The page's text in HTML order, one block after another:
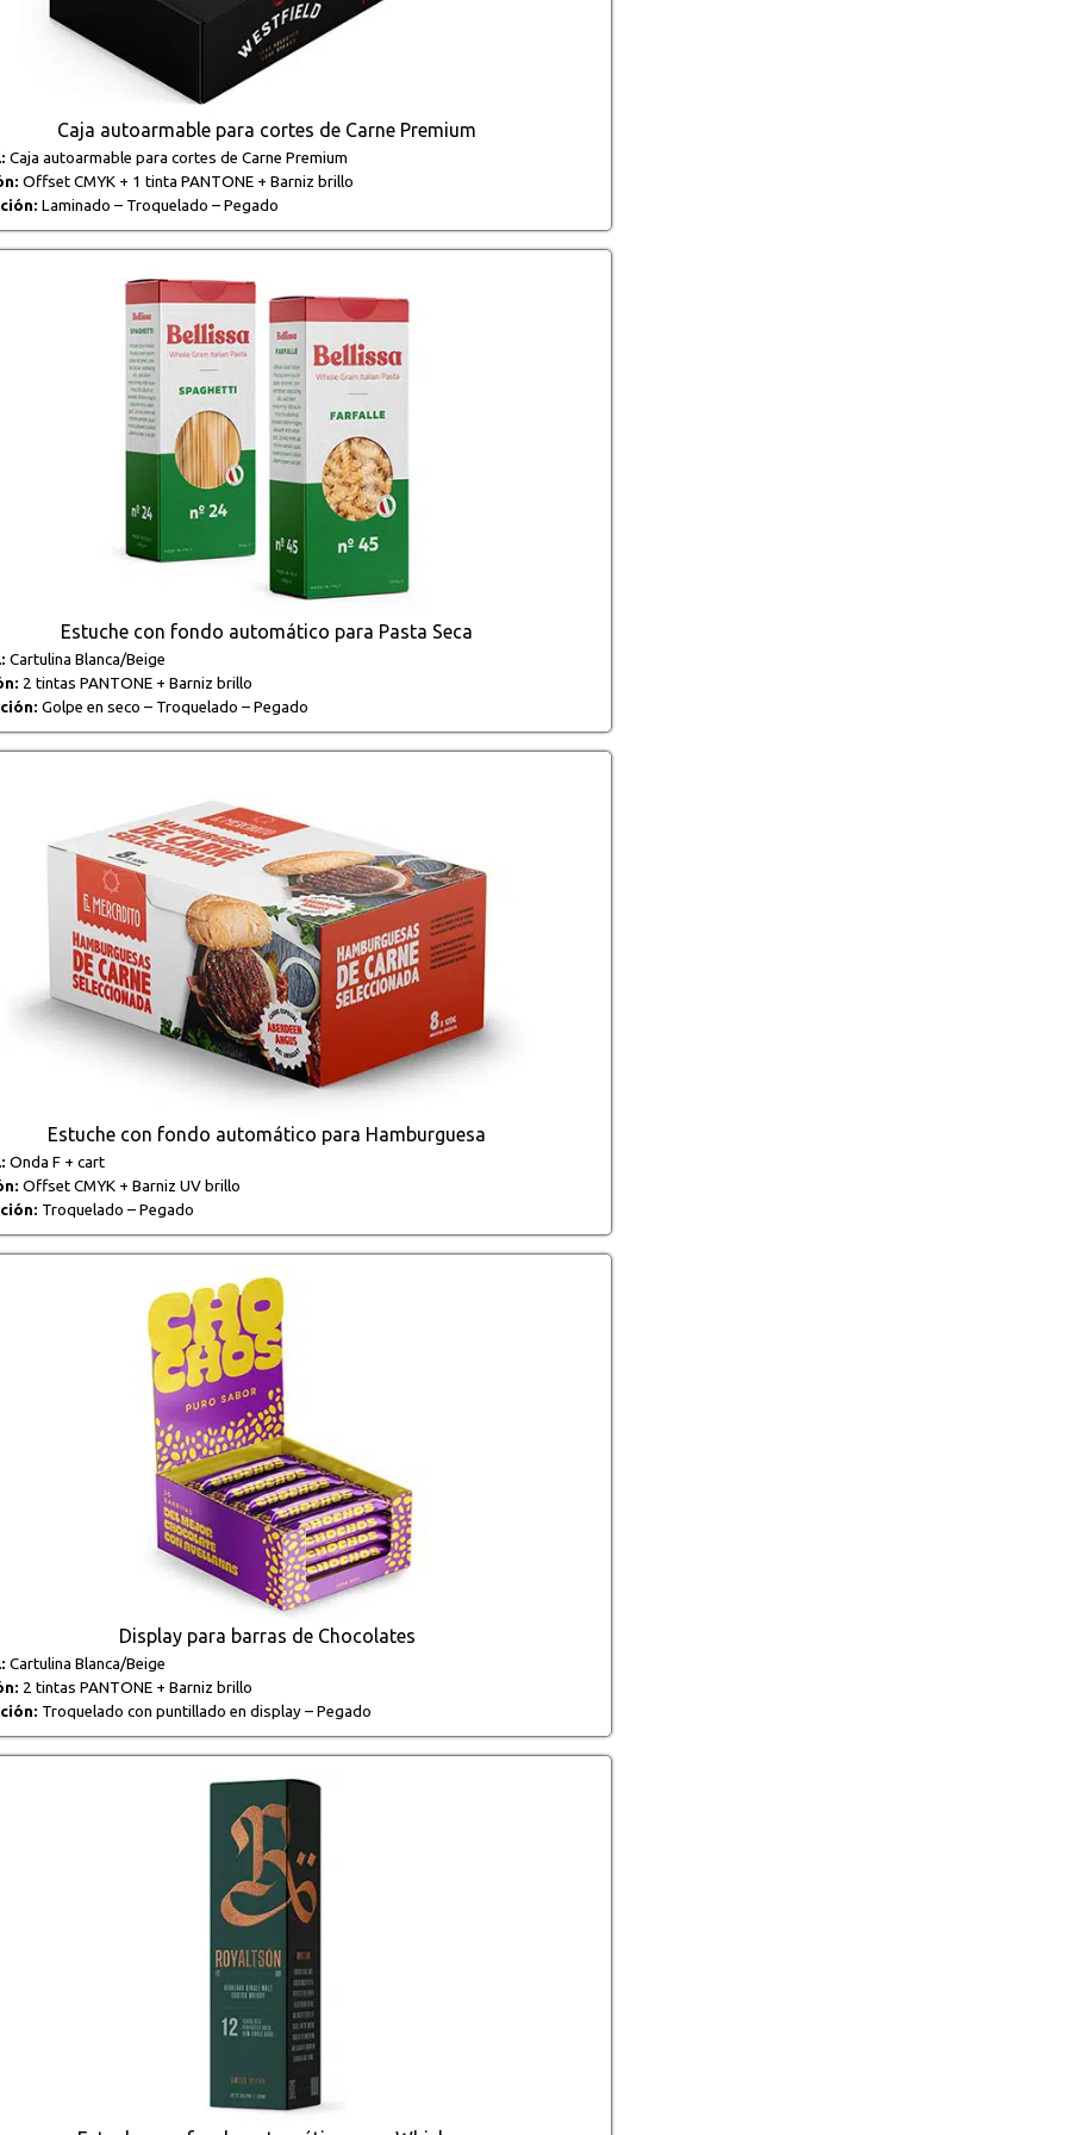
Caja autoarmable para cortes de Carne Premium
Caja autoarmable para cortes de Carne Premium
Offset CMYK + 1 tinta PANTONE + Barniz brillo
Laminado – Troquelado – Pegado
Estuche con fondo automático para Pasta Seca
Cartulina Blanca/Beige
2 tintas PANTONE + Barniz brillo
Golpe en seco – Troquelado – Pegado
Estuche con fondo automático para Hamburguesa
Onda F + cart
Offset CMYK + Barniz UV brillo
Troquelado – Pegado
Display para barras de Chocolates
Cartulina Blanca/Beige
2 tintas PANTONE + Barniz brillo
Troquelado con puntillado en display – Pegado